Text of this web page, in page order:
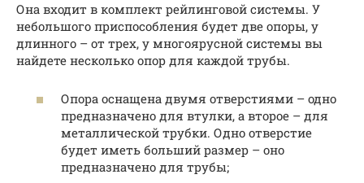
Она входит в комплект рейлинговой системы. У
небольшого приспособления будет две опоры, у
длинного – от трех, у многоярусной системы вы
найдете несколько опор для каждой трубы.
Опора оснащена двумя отверстиями – одно
предназначено для втулки, а второе – для
металлической трубки. Одно отверстие
будет иметь больший размер – оно
предназначено для трубы;